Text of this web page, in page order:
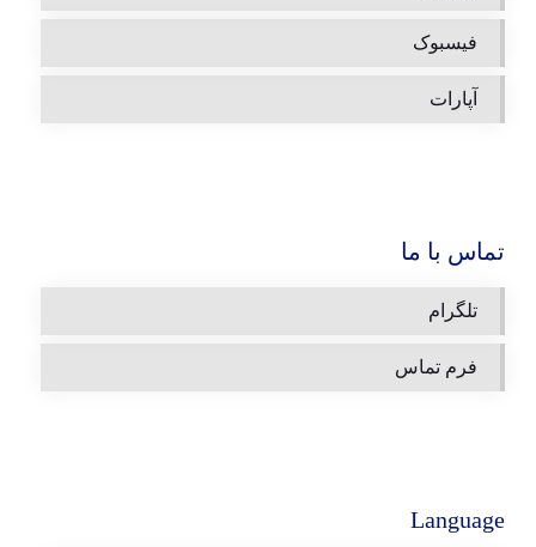
فیسبوک
آپارات
تماس با ما
تلگرام
فرم تماس
Language